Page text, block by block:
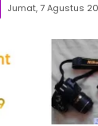
Jumat, 7 Agustus